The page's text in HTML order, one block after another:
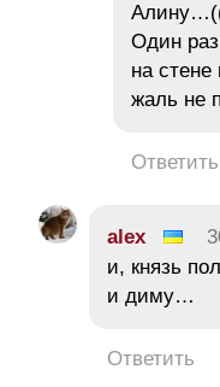
Один
на
жаль не
Ответить
alex
и, князь
и диму…
Ответить